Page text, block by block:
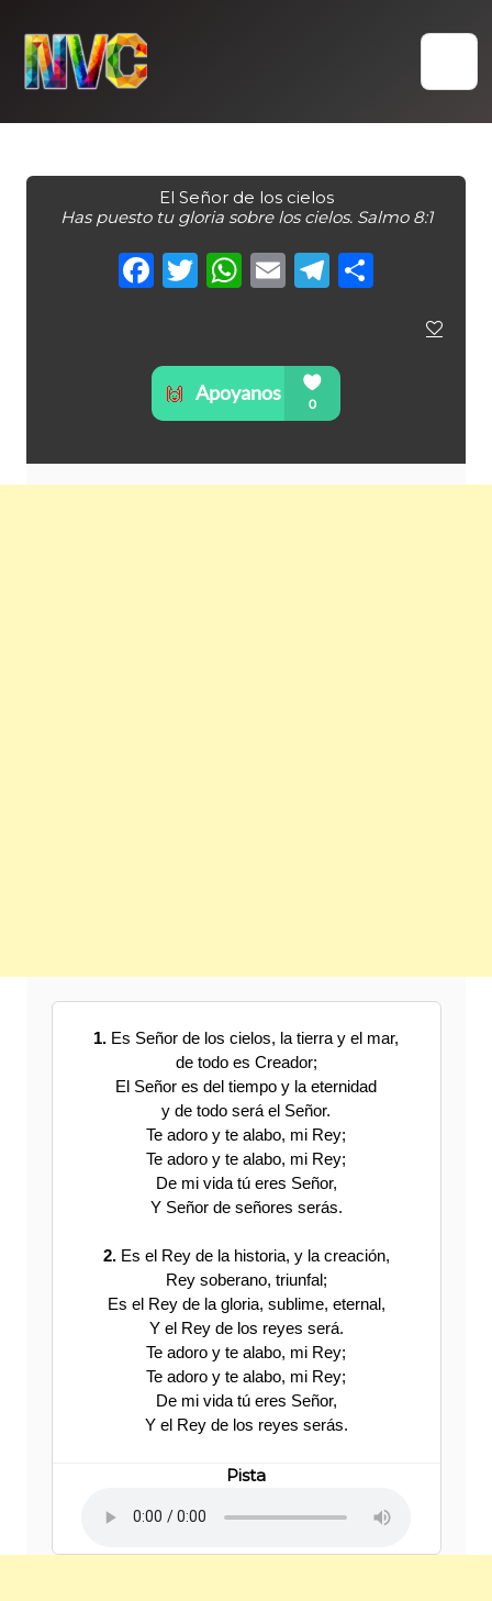
content
El Señor de los cielos
Has puesto tu gloria sobre los cielos. Salmo 8:1
Facebook
Twitter
WhatsApp
Email
1. Es Señor de los cielos, la tierra y el mar,
de todo es Creador;
El Señor es del tiempo y la eternidad
y de todo será el Señor.
Te adoro y te alabo, mi Rey;
Te adoro y te alabo, mi Rey;
De mi vida tú eres Señor,
Y Señor de señores serás.
2.Es el Rey de la historia, y la creación,
Rey soberano, triunfal;
Es el Rey de la gloria, sublime, eternal,
Y el Rey de los reyes será.
Te adoro y te alabo, mi Rey;
Te adoro y te alabo, mi Rey;
De mi vida tú eres Señor,
Y el Rey de los reyes serás.
Pista